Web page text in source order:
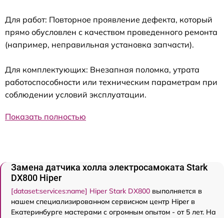
Для работ: Повторное проявление дефекта, который
прямо обусловлен с качеством проведенного ремонта
(например, неправильная установка запчасти).
Для комплектующих: Внезапная поломка, утрата
работоспособности или техническим параметрам при
соблюдении условий эксплуатации.
Показать полностью
Замена датчика холла электросамоката Stark
DX800 Hiper
[dataset:services:name] Hiper Stark DX800 выполняется в
нашем специализированном сервисном центр Hiper в
Екатеринбурге мастерами с огромным опытом - от 5 лет. На